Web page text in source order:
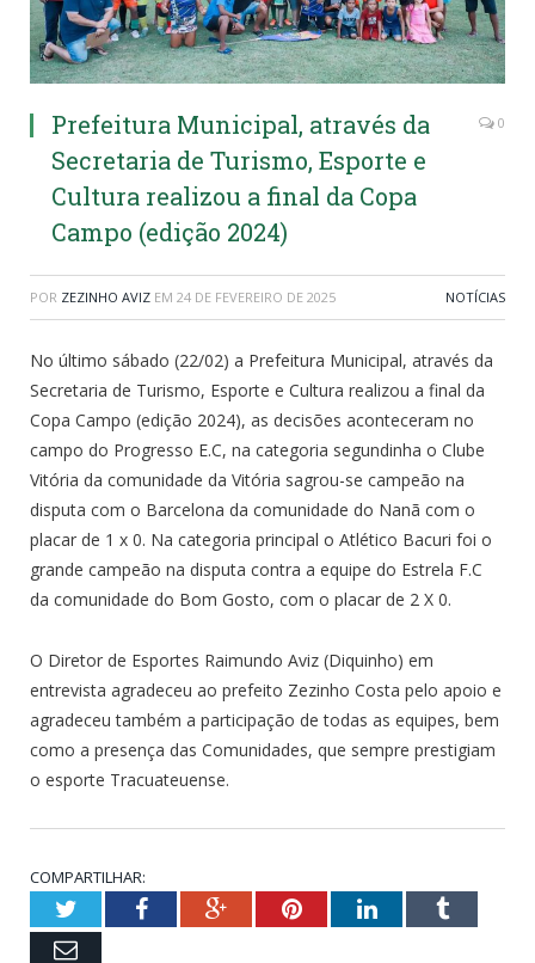
Prefeitura Municipal, através da
Secretaria de Turismo, Esporte e
Cultura realizou a final da Copa
Campo (edição 2024)
0
POR ZEZINHO AVIZ EM 24 DE FEVEREIRO DE 2025 NOTÍCIAS
No último sábado (22/02) a Prefeitura Municipal, através da
Secretaria de Turismo, Esporte e Cultura realizou a final da
Copa Campo (edição 2024), as decisões aconteceram no
campo do Progresso E.C, na categoria segundinha o Clube
Vitória da comunidade da Vitória sagrou-se campeão na
disputa com o Barcelona da comunidade do Nanã com o
placar de 1 x 0. Na categoria principal o Atlético Bacuri foi o
grande campeão na disputa contra a equipe do Estrela F.C
da comunidade do Bom Gosto, com o placar de 2 X 0.
O Diretor de Esportes Raimundo Aviz (Diquinho) em
entrevista agradeceu ao prefeito Zezinho Costa pelo apoio e
agradeceu também a participação de todas as equipes, bem
como a presença das Comunidades, que sempre prestigiam
o esporte Tracuateuense.
COMPARTILHAR:
TwitterFacebookGoogle+PinterestLinkedInTumblr
Email